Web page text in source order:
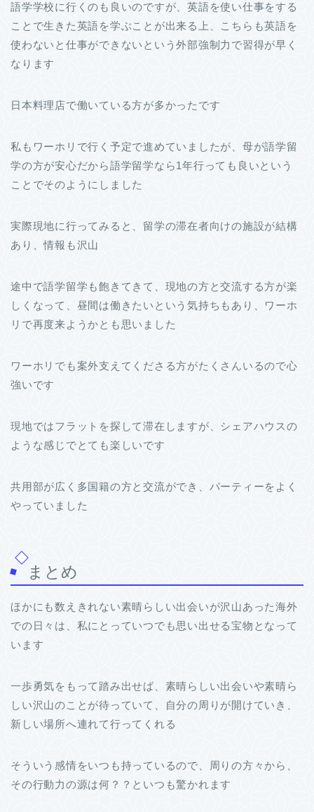
語学学校に行くのも良いのですが、英語を使い仕事をする
ことで生きた英語を学ぶことが出来る上、こちらも英語を
使わないと仕事ができないという外部強制力で習得が早く
なります
日本料理店で働いている方が多かったです
私もワーホリで行く予定で進めていましたが、母が語学留
学の方が安心だから語学留学なら1年行っても良いという
ことでそのようにしました
実際現地に行ってみると、留学の滞在者向けの施設が結構
あり、情報も沢山
途中で語学留学も飽きてきて、現地の方と交流する方が楽
しくなって、昼間は働きたいという気持ちもあり、ワーホ
リで再度来ようかとも思いました
ワーホリでも案外支えてくださる方がたくさんいるので心
強いです
現地ではフラットを探して滞在しますが、シェアハウスの
ような感じでとても楽しいです
共用部が広く多国籍の方と交流ができ、パーティーをよく
やっていました
まとめ
ほかにも数えきれない素晴らしい出会いが沢山あった海外
での日々は、私にとっていつでも思い出せる宝物となって
います
一歩勇気をもって踏み出せば、素晴らしい出会いや素晴ら
しい沢山のことが待っていて、自分の周りが開けていき、
新しい場所へ連れて行ってくれる
そういう感情をいつも持っているので、周りの方々から、
その行動力の源は何？？といつも驚かれます